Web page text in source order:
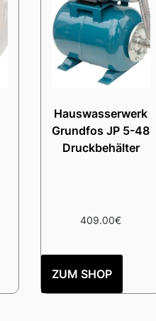
Hauswasserwerk
Grundfos JP 5-48
Druckbehälter
409.00€
ZUM SHOP